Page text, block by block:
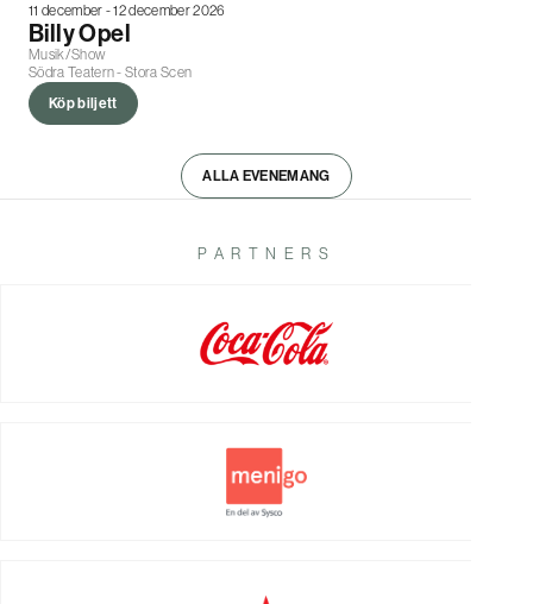
11 december - 12 december 2026
Billy Opel
Musik/Show
Södra Teatern - Stora Scen
Köp biljett
ALLA EVENEMANG
PARTNERS